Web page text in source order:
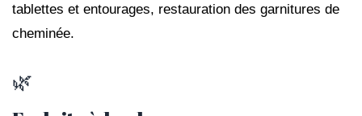
tablettes et entourages, restauration des garnitures de
cheminée.
🌿